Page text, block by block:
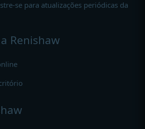
se para atualizações periódicas da
Renishaw